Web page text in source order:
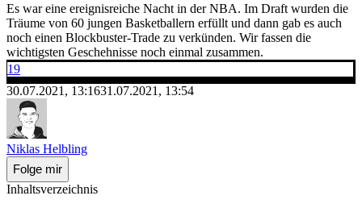
Es war eine ereignisreiche Nacht in der NBA. Im Draft wurden die
Träume von 60 jungen Basketballern erfüllt und dann gab es auch
noch einen Blockbuster-Trade zu verkünden. Wir fassen die
wichtigsten Geschehnisse noch einmal zusammen.
19
30.07.2021, 13:1631.07.2021, 13:54
Niklas Helbling
Folge mir
Inhaltsverzeichnis